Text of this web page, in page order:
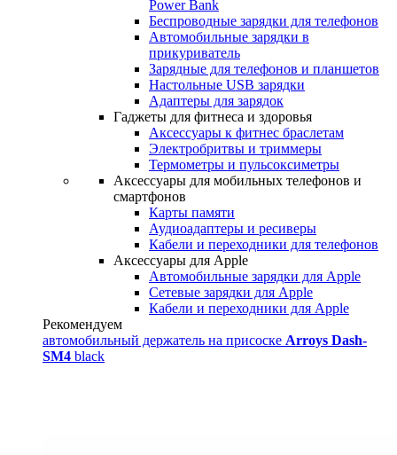
Power Bank
Беспроводные зарядки для телефонов
Автомобильные зарядки в
прикуриватель
Зарядные для телефонов и планшетов
Настольные USB зарядки
Адаптеры для зарядок
Гаджеты для фитнеса и здоровья
Аксессуары к фитнес браслетам
Электробритвы и триммеры
Термометры и пульсоксиметры
Аксессуары для мобильных телефонов и
смартфонов
Карты памяти
Аудиоадаптеры и ресиверы
Кабели и переходники для телефонов
Аксессуары для Apple
Автомобильные зарядки для Apple
Сетевые зарядки для Apple
Кабели и переходники для Apple
Рекомендуем
автомобильный держатель на присоске Arroys Dash-
SM4 black